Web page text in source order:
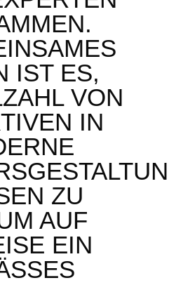
I
A
ES, E
VON P
IN E
Q
ZU LA
AUF DI
EIN ZE
MIT